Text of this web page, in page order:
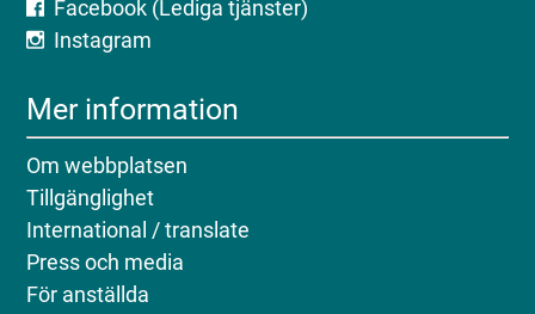
Facebook (Lediga tjänster)
Instagram
Mer information
Om webbplatsen
Tillgänglighet
International / translate
Press och media
För anställda